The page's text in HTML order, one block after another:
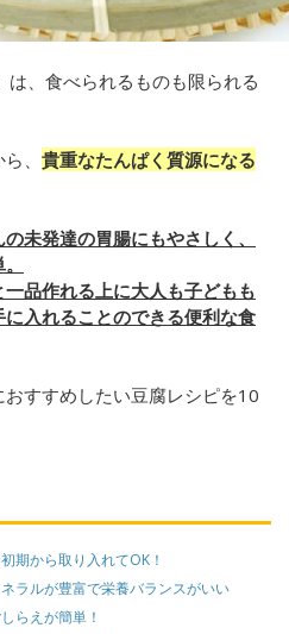
、食べられるものも限られる
、 貴重なたんぱく質源になる
未発達の胃腸にもやさしく、
品作れる上に大人も子どもも
入れることのできる便利な食
すすめしたい豆腐レシピを10
期から取り入れてOK！
ラルが豊富で栄養バランスがいい
らえが簡単！